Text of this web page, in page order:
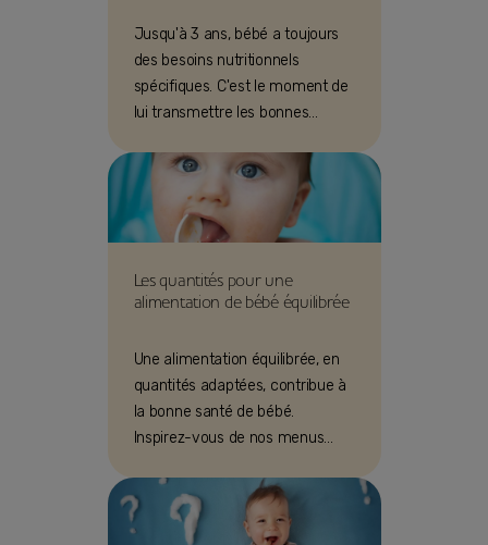
Jusqu'à 3 ans, bébé a toujours
des besoins nutritionnels
spécifiques. C'est le moment de
lui transmettre les bonnes
Les quantités pour une
alimentation de bébé équilibrée
Une alimentation équilibrée, en
quantités adaptées, contribue à
la bonne santé de bébé.
Inspirez-vous de nos menus
mois.